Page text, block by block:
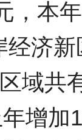
，本
济
域共
增